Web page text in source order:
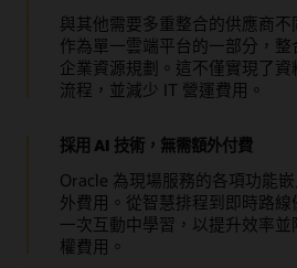
與其他需要多重整合的供應商
作為單一雲端平台的一部分，
企業資源規劃。這不僅實現了
流程，並減少 IT 營運費用。
採用 AI 技術，無需額外付費
Oracle 為現場服務的各項功能
外費用。從智慧排程到即時路
一次互動中學習，以提升效率
權費用。